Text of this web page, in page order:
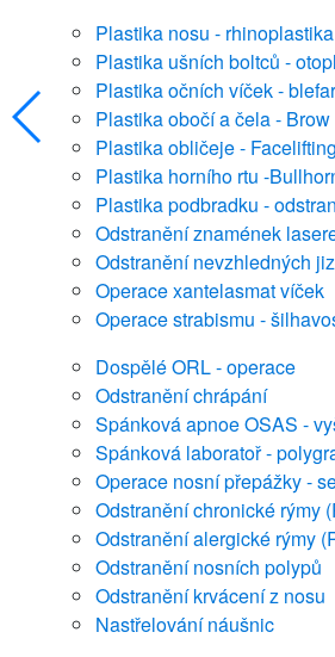
Plastika nosu - rhinoplastika
Plastika ušních boltců -
Plastika očních víček -
Plastika obočí a čela -
Plastika obličeje -
Plastika horního rtu -
Plastika podbradku -
Odstranění znamének
Odstranění nevzhledných
Operace xantelasmat víček
Operace strabismu -
Dospělé ORL - operace
Odstranění chrápání
Spánková apnoe OSAS -
Spánková laboratoř -
Operace nosní přepážky -
Odstranění chronické rýmy
Odstranění alergické rýmy
Odstranění nosních polypů
Odstranění krvácení z nosu
Nastřelování náušnic